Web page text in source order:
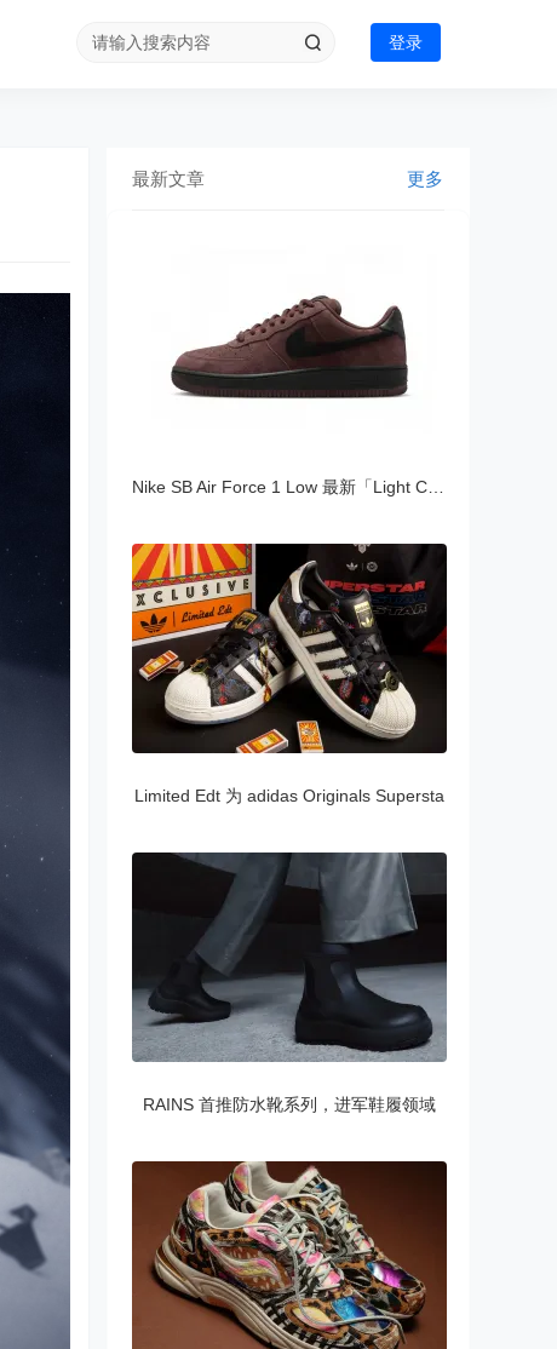
登录
最新文章 更多
Limited Edt 为 adidas Originals Supersta
RAINS 首推防水靴系列，进军鞋履领域